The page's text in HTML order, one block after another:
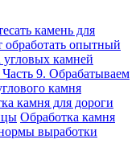
камень для
обработать опытный
угловых камней
9. Обрабатываем
камня
камня для дороги
Обработка камня
выработки